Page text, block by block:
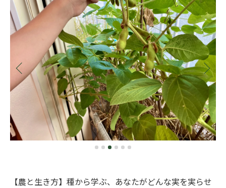
【農と生き方】種から学ぶ、あなたがどんな実を実らせ